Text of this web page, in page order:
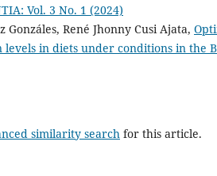
Vol. 3 No. 1 (2024)
René Jhonny Cusi Ajata,
in diets under conditions in the
similarity search for this article.